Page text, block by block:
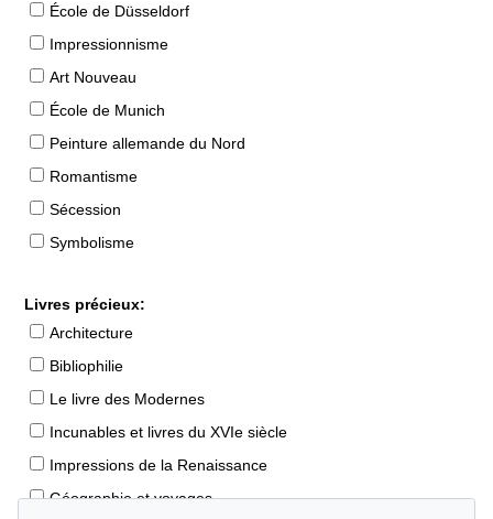
École de Düsseldorf
Impressionnisme
Art Nouveau
École de Munich
Peinture allemande du Nord
Romantisme
Sécession
Symbolisme
Livres précieux:
Architecture
Bibliophilie
Le livre des Modernes
Incunables et livres du XVIe siècle
Impressions de la Renaissance
Géographie et voyages